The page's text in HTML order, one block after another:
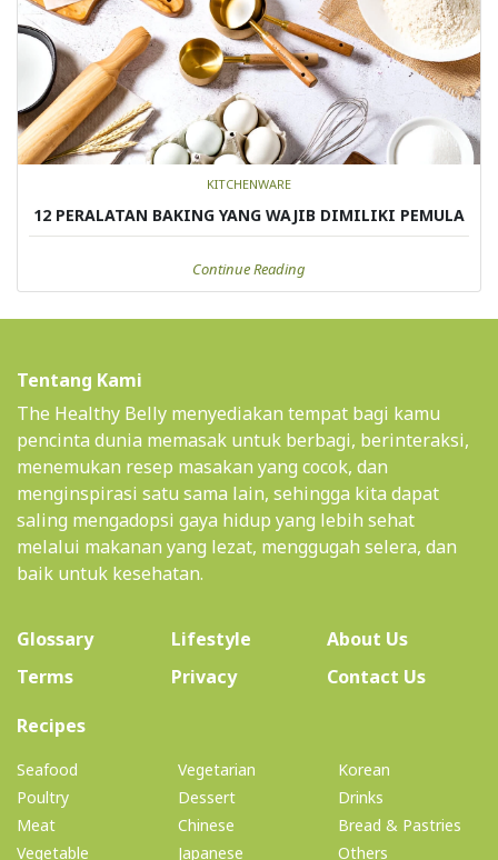
KITCHENWARE
12 PERALATAN BAKING YANG WAJIB DIMILIKI PEMULA
Continue Reading
Tentang Kami
The Healthy Belly menyediakan tempat bagi kamu
pencinta dunia memasak untuk berbagi, berinteraksi,
menemukan resep masakan yang cocok, dan
menginspirasi satu sama lain, sehingga kita dapat
saling mengadopsi gaya hidup yang lebih sehat
melalui makanan yang lezat, menggugah selera, dan
baik untuk kesehatan.
Glossary Lifestyle About Us(current)
Terms
Privacy
Contact Us
Recipes(current)
Seafood
Poultry
Meat
Vegetable
Vegetarian
Dessert
Chinese
Japanese
Korean
Drinks
Bread & Pastries
Others